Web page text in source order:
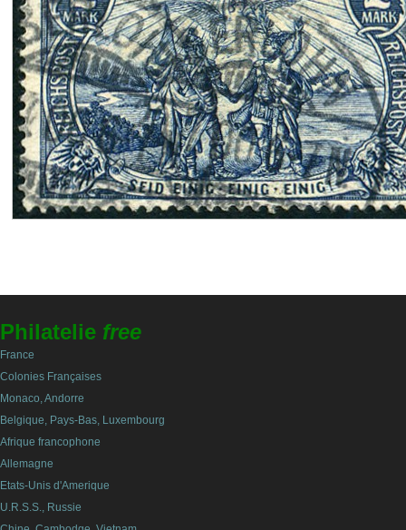
Philatelie free
France
Colonies Françaises
Monaco, Andorre
Belgique, Pays-Bas, Luxembourg
Afrique francophone
Allemagne
Etats-Unis d'Amerique
U.R.S.S., Russie